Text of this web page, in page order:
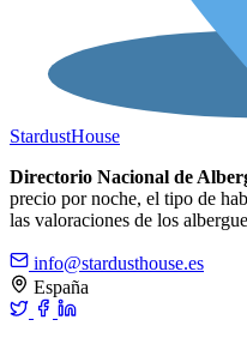
StardustHouse
Directorio Nacional de
precio por noche, el tipo de
las valoraciones de los
info@stardusthouse.es
España